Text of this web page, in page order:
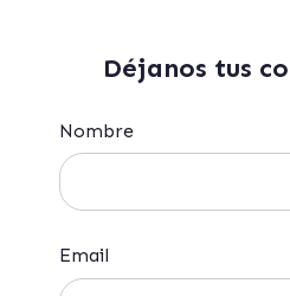
Déjanos tus
Nombre
Email